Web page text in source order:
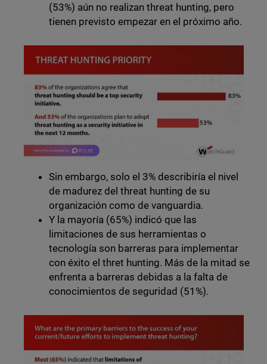
(53%) aún no realizan threat hunting, pero
tienen previsto empezar en el próximo año.
Sin embargo, solo el 3% describiría el nivel
de madurez del threat hunting de su
organización como de vanguardia.
Y la mayoría (65%) indicó que las
limitaciones de sus herramientas o
tecnología son barreras para implementar
con éxito el thret hunting. Más de la mitad se
enfrenta a barreras debidas a la falta de
conocimientos de seguridad (51%).